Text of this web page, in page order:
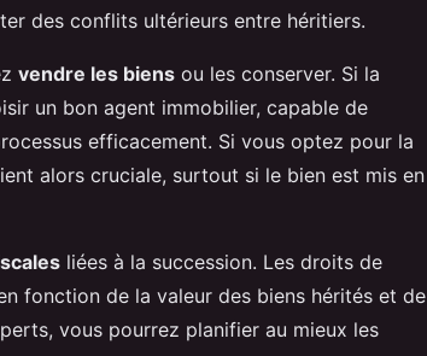
des conflits ultérieurs entre héritiers.
vendre les biens ou les conserver. Si la
un bon agent immobilier, capable de
efficacement. Si vous optez pour la
alors cruciale, surtout si le bien est mis en
liées à la succession. Les droits de
fonction de la valeur des biens hérités et de
vous pourrez planifier au mieux les